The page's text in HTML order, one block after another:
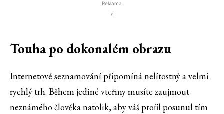
Reklama
'
Touha po dokonalém obrazu
Internetové seznamování připomíná nelítostný a velmi
rychlý trh. Během jediné vteřiny musíte zaujmout
neznámého člověka natolik, aby váš profil posunul tím